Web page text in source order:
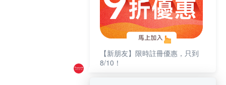
【新朋友】限時註冊優惠，只到
8/10！